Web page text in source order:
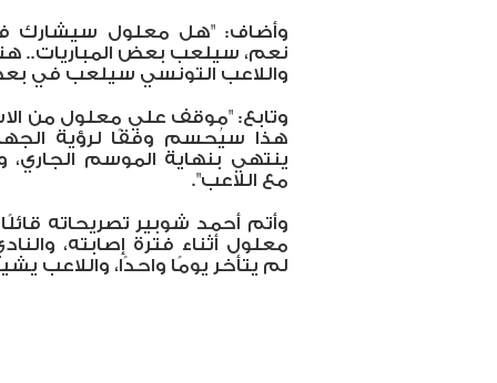
وأضاف: "هل معلول سيشارك
واللاعب التونسي سيلعب في
وتابع: "موقف علي معلول من
هذا سيُحسم وفقًا لرؤية
ينتهي بنهاية الموسم
مع اللاعب".
وأتم أحمد شوبير تصريحاته
معلول أثناء فترة إصابته،
لم يتأخر يومًا واحدًا، واللاعب